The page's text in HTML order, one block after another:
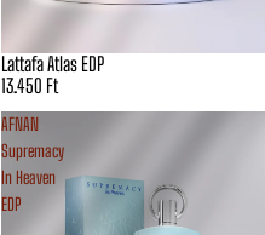
Lattafa Atlas EDP
13.450 Ft
AFNAN
Supremacy
In Heaven
EDP